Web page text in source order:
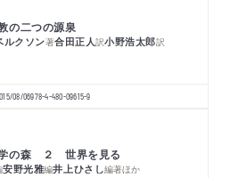
の二つの源泉
ルクソン著合田正人訳小野浩太郎訳
08/06978-4-480-09615-9
の森 ２ 世界を見る
安野光雅編井上ひさし編著ほか